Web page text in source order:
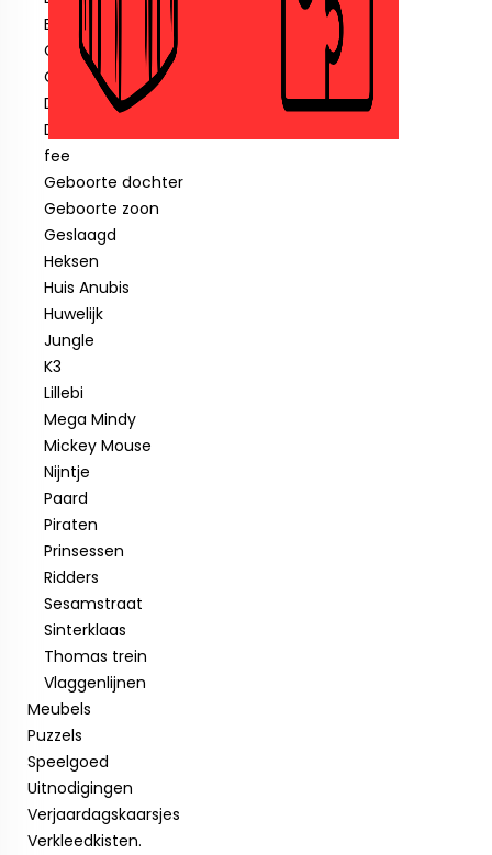
Blauwe piraat
Cars
Clown
Diverse feestartikelen
Donald Duck
fee
Geboorte dochter
Geboorte zoon
Geslaagd
Heksen
Huis Anubis
Huwelijk
Jungle
K3
Lillebi
Mega Mindy
Mickey Mouse
Nijntje
Paard
Piraten
Prinsessen
Ridders
Sesamstraat
Sinterklaas
Thomas trein
Vlaggenlijnen
Meubels
Puzzels
Speelgoed
Uitnodigingen
Verjaardagskaarsjes
Verkleedkisten.